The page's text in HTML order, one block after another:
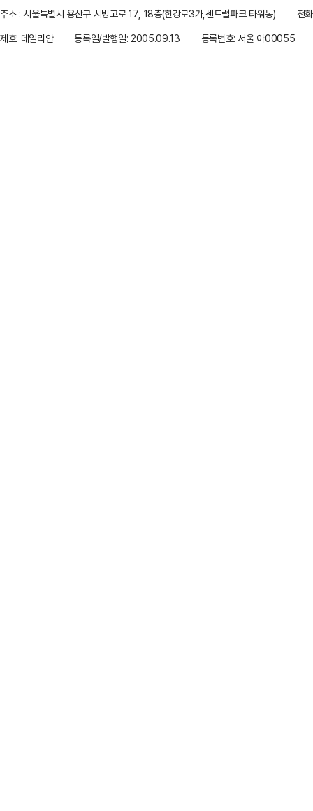
주소 : 서울특별시 용산구 서빙고로 17, 18층(한강로3가,센트럴파크 타워동)
전
제호: 데일리안
등록일/발행일: 2005.09.13 등록번호: 서울 아00055